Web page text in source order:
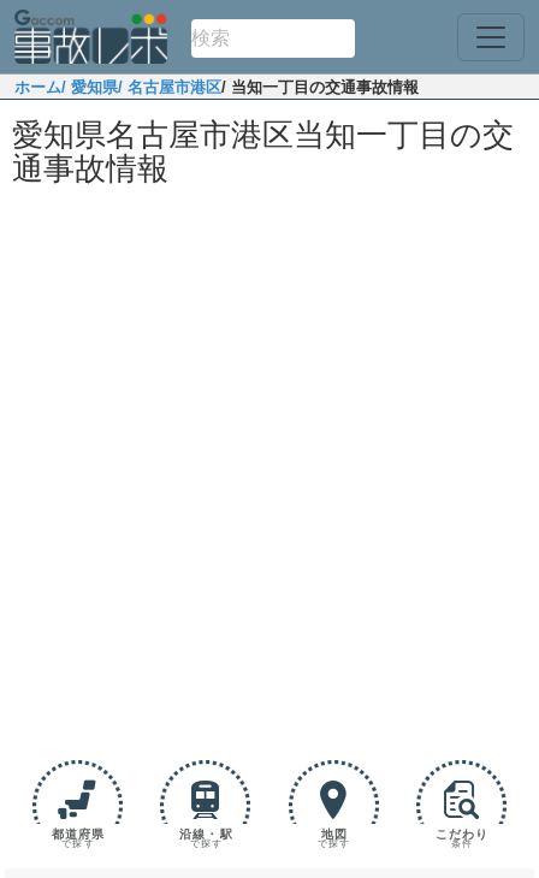
ホーム/ 愛知県/ 名古屋市港区/ 当知一丁目の交通事故情報
愛知県名古屋市港区当知一丁目の交
通事故情報
都道府県
で探す
沿線・駅
で探す
地図
で探す
こだわり
条件